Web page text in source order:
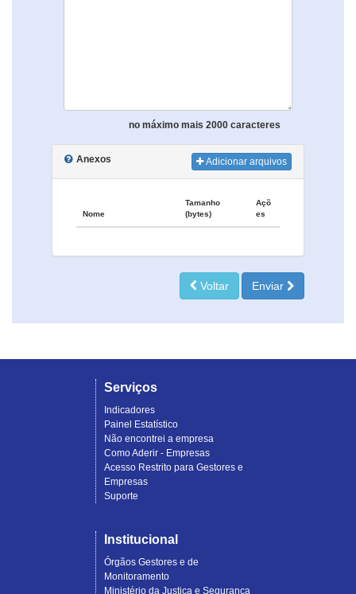
no máximo mais 2000 caracteres
Anexos Adicionar arquivos
Nome
Tamanho
(bytes)
Açõ
es
Voltar Enviar
Serviços
Indicadores
Painel Estatístico
Não encontrei a empresa
Como Aderir - Empresas
Acesso Restrito para Gestores e
Empresas
Suporte
Institucional
Órgãos Gestores e de
Monitoramento
Ministério da Justiça e Segurança